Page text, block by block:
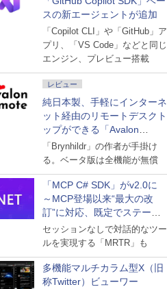
スの新エージェントが追加
「Copilot CLI」や「GitHub」ア
プリ、「VS Code」などと同じ
エンジン、プレビュー搭載
レビュー
純日本製、手軽にインターネ
ット経由のリモートデスクト
ップができる「Avalon
remote」
「Brynhildr」の作者が手掛け
る。ベータ版は全機能が無償
「MCP C# SDK」がv2.0に
～MCP登場以来“最大の改
訂”に対応、既定でステート
レスへ
セッションなしで対話的なツー
ルを実現する「MRTR」も
多機能マルチカラム型X（旧
称Twitter）ビューワー